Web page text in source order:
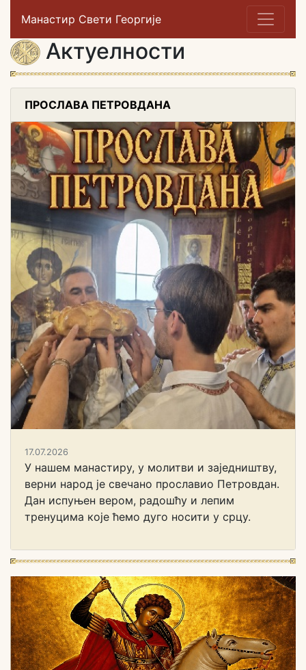
Манастир Свети Георгије
Актуелности
ПРОСЛАВА ПЕТРОВДАНА
17.07.2026
У нашем манастиру, у молитви и заједништву,
верни народ је свечано прославио Петровдан.
Дан испуњен вером, радошћу и лепим
тренуцима које ћемо дуго носити у срцу.